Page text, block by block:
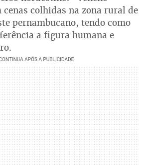
colhidas na zona rural de
pernambucano, tendo como
a figura humana e